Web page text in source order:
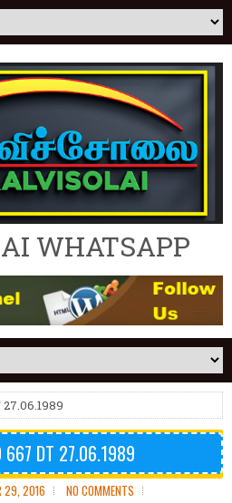
WHATSAPP
27.06.1989
667 DT 27.06.1989
29, 2016 NO COMMENTS